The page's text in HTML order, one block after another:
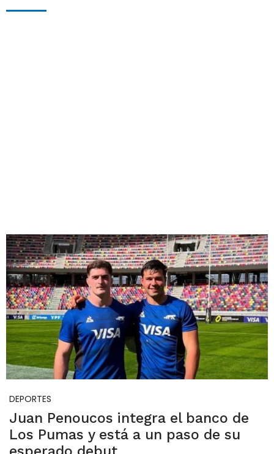
DEPORTES
Juan Penoucos integra el banco de
Los Pumas y está a un paso de su